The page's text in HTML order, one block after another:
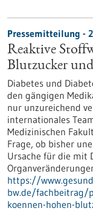
Pressemitteilung -
Reaktive
Blutzucker
Diabetes und
den gängigen
nur unzureichend
internationales
Medizinischen
Frage, ob bisher
Ursache für die mit
https://
bw.de/fachbeitrag/
koennen-hohen-